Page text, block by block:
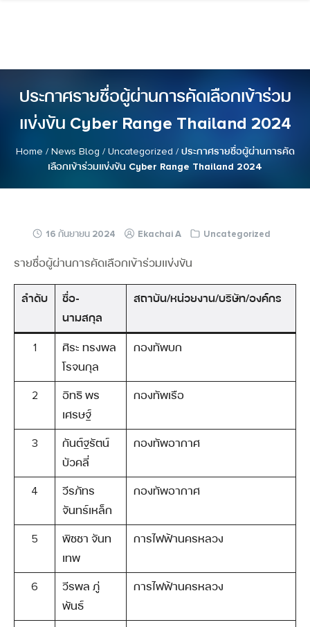
ประกาศรายชื่อผู้ผ่านการคัดเลือกเข้าร่วม
แข่งขัน Cyber Range Thailand 2024
Home / News Blog / Uncategorized / ประกาศรายชื่อผู้ผ่านการคัด
เลือกเข้าร่วมแข่งขัน Cyber Range Thailand 2024
16 กันยายน 2024 Ekachai A Uncategorized
รายชื่อผู้ผ่านการคัดเลือกเข้าร่วมแข่งขัน
ลำดับ
ชื่อ-
นามสกุล
สถาบัน/หน่วยงาน/บริษัท/องค์กร
1
ศิระ ทรงพล
โรจนกุล
กองทัพบก
2
อิทธิ พร
เศรษฐ์
กองทัพเรือ
3
กันต์ฐรัตน์
บัวคลี่
กองทัพอากาศ
4
วีรภัทร
จันทร์เหล็ก
กองทัพอากาศ
5
พิชชา จันท
เทพ
การไฟฟ้านครหลวง
6
วีรพล ภู่
พันธ์
การไฟฟ้านครหลวง